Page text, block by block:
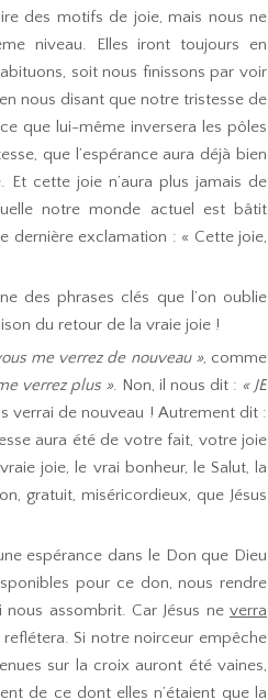
des motifs de joie, mais nous ne
niveau. Elles iront toujours en
soit nous finissons par voir
nous disant que notre tristesse de
que lui-même inversera les pôles
que l’espérance aura déjà bien
Et cette joie n’aura plus jamais de
notre monde actuel est bâtit
dernière exclamation : « Cette joie,
des phrases clés que l’on oublie
du retour de la vraie joie !
me verrez de nouveau », comme
verrez plus ». Non, il nous dit : « JE
verrai de nouveau ! Autrement dit :
aura été de votre fait, votre joie
joie, le vrai bonheur, le Salut, la
gratuit, miséricordieux, que Jésus
espérance dans le Don que Dieu
pour ce don, nous rendre
assombrit. Car Jésus ne verra
Si notre noirceur empêche
sur la croix auront été vaines,
de ce dont elles n’étaient que la